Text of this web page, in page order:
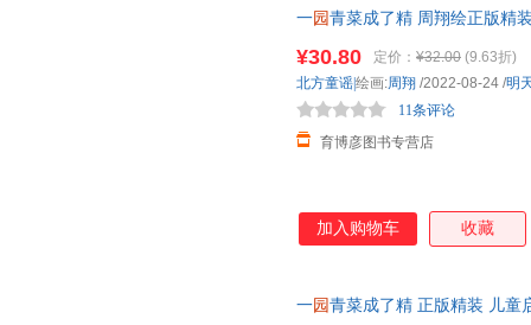
一园 青菜成了精 周翔绘正版精
¥30.80 定价： ¥32.00 (9.63折)
育博彦图书专营店
11条评论
北方童谣|绘画:周翔 /2022-08-24 /明
加入购物车 收藏
一园 青菜成了精 正版精装 儿童